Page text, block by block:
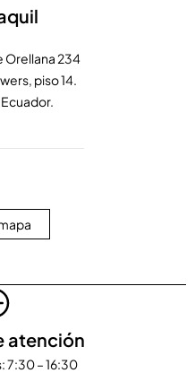
Orellana 234
piso 14.
atención
7:30 – 16:30